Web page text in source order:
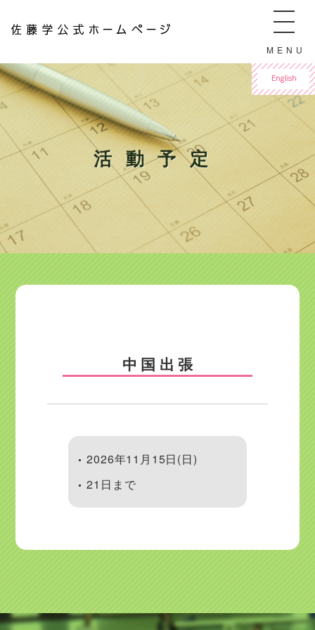
佐藤学公式ホームページ ManabuSATO WebSite
MENU
For English
活動予定
中国出張
2026年11月15日(日)
21日まで